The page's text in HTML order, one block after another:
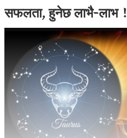
सफलता, हुनेछ लाभै-लाभ !